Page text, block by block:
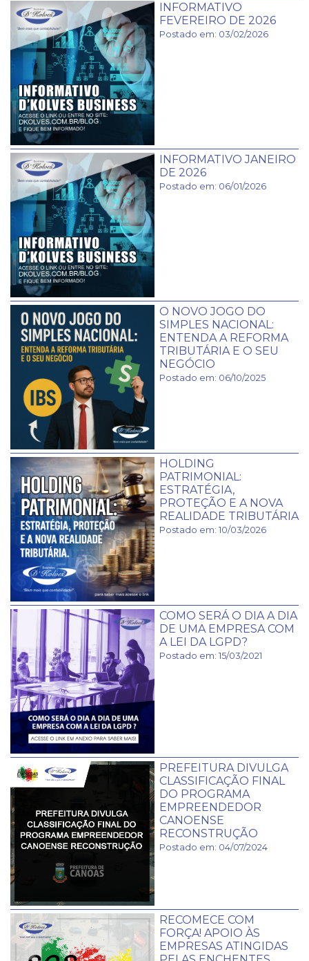
INFORMATIVO
FEVEREIRO DE 2026
Postado em: 03/02/2026
INFORMATIVO JANEIRO
DE 2026
Postado em: 06/01/2026
O NOVO JOGO DO
SIMPLES NACIONAL:
ENTENDA A REFORMA
TRIBUTÁRIA E O SEU
NEGÓCIO
Postado em: 06/10/2025
HOLDING
PATRIMONIAL:
ESTRATÉGIA,
PROTEÇÃO E A NOVA
REALIDADE TRIBUTÁRIA
Postado em: 10/03/2026
COMO SERÁ O DIA A DIA
DE UMA EMPRESA COM
A LEI DA LGPD?
Postado em: 15/03/2021
PREFEITURA DIVULGA
CLASSIFICAÇÃO FINAL
DO PROGRAMA
EMPREENDEDOR
CANOENSE
RECONSTRUÇÃO
Postado em: 04/07/2024
RECOMECE COM
FORÇA! APOIO ÀS
EMPRESAS ATINGIDAS